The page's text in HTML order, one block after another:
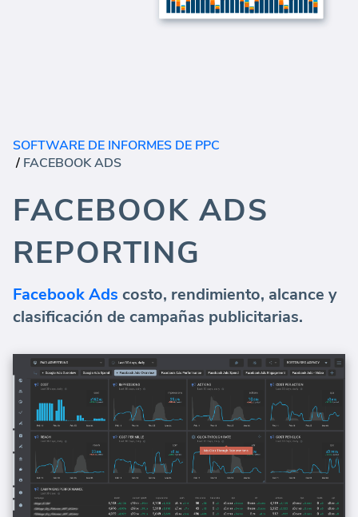
SOFTWARE DE INFORMES DE PPC
/ FACEBOOK ADS
FACEBOOK ADS
REPORTING
Facebook Ads costo, rendimiento, alcance y
clasificación de campañas publicitarias.